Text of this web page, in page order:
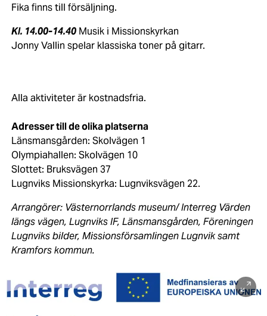
Fika finns till försäljning.
Kl. 14.00-14.40Musik i Missionskyrkan
Jonny Vallin spelar klassiska toner på gitarr.
Alla aktiviteter är kostnadsfria.
Adresser till de olika platserna
Länsmansgården: Skolvägen 1
Olympiahallen: Skolvägen 10
Slottet: Bruksvägen 37
Lugnviks Missionskyrka: Lugnviksvägen 22.
Arrangörer: Västernorrlands museum/ Interreg Värden
längs vägen, Lugnviks IF, Länsmansgården, Föreningen
Lugnviks bilder, Missionsförsamlingen Lugnvik samt
Kramfors kommun.